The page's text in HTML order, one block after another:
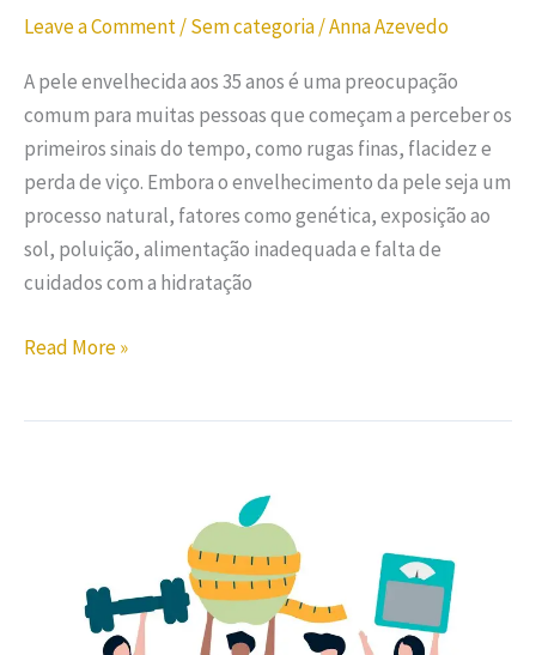
Leave a Comment/Sem categoria/Anna Azevedo
A pele envelhecida aos 35 anos é uma preocupação
comum para muitas pessoas que começam a perceber os
primeiros sinais do tempo, como rugas finas, flacidez e
perda de viço. Embora o envelhecimento da pele seja um
processo natural, fatores como genética, exposição ao
sol, poluição, alimentação inadequada e falta de
cuidados com a hidratação
Read More »